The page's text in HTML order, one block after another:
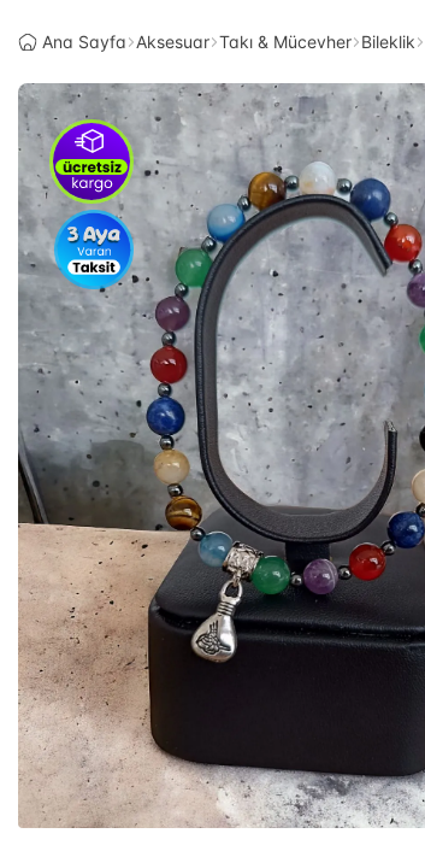
Ana Sayfa Aksesuar Takı & Mücevher Bileklik